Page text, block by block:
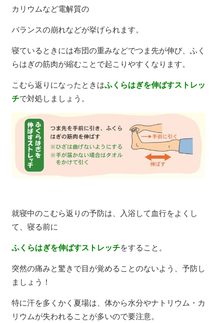
カリウムなど電解質の
バランスの崩れなどが挙げられます。
寝ているときには布団の重みなどでつま先が伸び、ふく
らはぎの筋肉が縮むことで起こりやすくなります。
こむら返りになったときはふくらはぎを伸ばすストレッ
チで対処しましょう。
就寝中のこむら返りの予防は、入浴して血行をよくし
て、寝る前に
ふくらはぎを伸ばすストレッチをすること。
突然の痛みと驚きで目が覚めることのないよう、予防し
ましょう！
特に汗を多くかく夏場は、体から水分やナトリウム・カ
リウムが失われることが多いので要注意。